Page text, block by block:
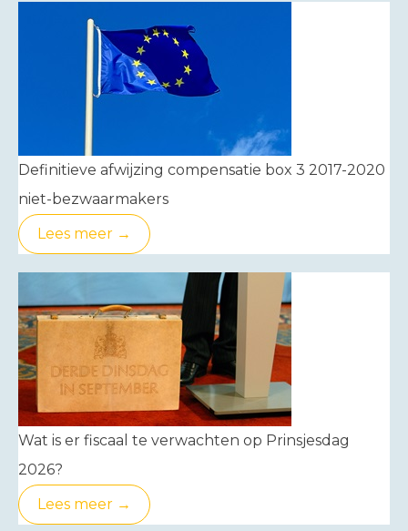
Definitieve afwijzing compensatie box 3 2017-2020
niet-bezwaarmakers
Lees meer →
Wat is er fiscaal te verwachten op Prinsjesdag
2026?
Lees meer →